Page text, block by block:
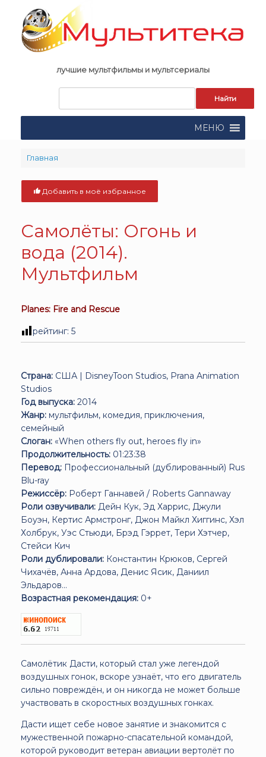
content
лучшие мультфильмы и мультсериалы
поиска:
МЕНЮ
Главная
Добавить в моё избранное
Самолёты: Огонь и
вода (2014).
Мультфильм
Planes: Fire and Rescue
рейтинг: 5
Страна: США | DisneyToon Studios, Prana Animation
Studios
Год выпуска: 2014
Жанр: мультфильм, комедия, приключения,
семейный
Слоган: «When others fly out, heroes fly in»
Продолжительность: 01:23:38
Перевод: Профессиональный (дублированный) Rus
Blu-ray
Режиссёр: Роберт Ганнавей / Roberts Gannaway
Роли озвучивали: Дейн Кук, Эд Харрис, Джули
Боуэн, Кертис Армстронг, Джон Майкл Хиггинс, Хэл
Холбрук, Уэс Стьюди, Брэд Гэррет, Тери Хэтчер,
Стейси Кич
Роли дублировали: Константин Крюков, Сергей
Чихачёв, Анна Ардова, Денис Ясик, Даниил
Эльдаров...
Возрастная рекомендация: 0+
Самолётик Дасти, который стал уже легендой
воздушных гонок, вскоре узнаёт, что его двигатель
сильно повреждён, и он никогда не может больше
участвовать в скоростных воздушных гонках.
Дасти ищет себе новое занятие и знакомится с
мужественной пожарно-спасательной командой,
которой руководит ветеран авиации вертолёт по